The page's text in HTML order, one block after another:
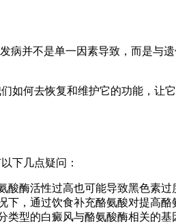
病并不是单一因素导致，而是与
如何去恢复和维护它的功能，
下几点疑问：
酸酶活性过高也可能导致黑色素
下，通过饮食补充酪氨酸对提高
类型的白癜风与酪氨酸酶相关的